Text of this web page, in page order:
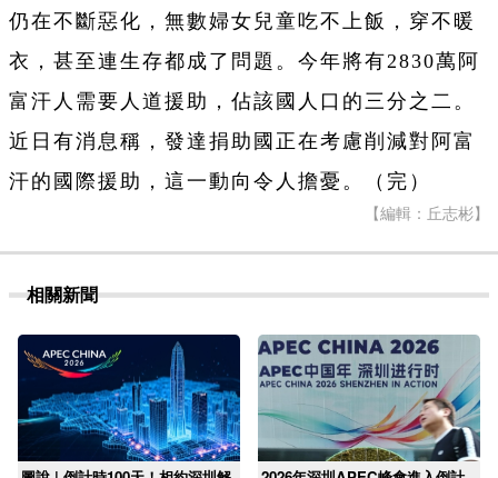
仍在不斷惡化，無數婦女兒童吃不上飯，穿不暖
衣，甚至連生存都成了問題。今年將有2830萬阿
富汗人需要人道援助，佔該國人口的三分之二。
近日有消息稱，發達捐助國正在考慮削減對阿富
汗的國際援助，這一動向令人擔憂。（完）
【編輯：丘志彬】
相關新聞